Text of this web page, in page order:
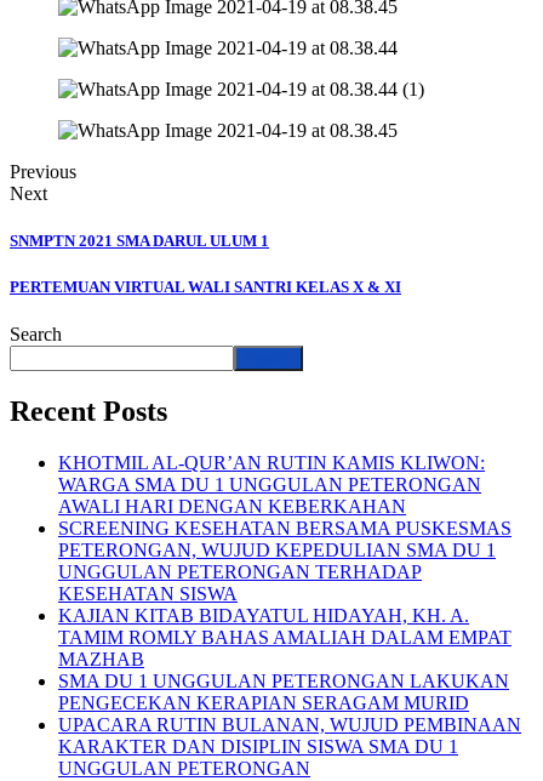
Previous
Next
SNMPTN 2021 SMA DARUL ULUM 1
PERTEMUAN VIRTUAL WALI SANTRI KELAS X & XI
Search
Recent Posts
KHOTMIL AL-QUR’AN RUTIN KAMIS KLIWON:
WARGA SMA DU 1 UNGGULAN PETERONGAN
AWALI HARI DENGAN KEBERKAHAN
SCREENING KESEHATAN BERSAMA PUSKESMAS
PETERONGAN, WUJUD KEPEDULIAN SMA DU 1
UNGGULAN PETERONGAN TERHADAP
KESEHATAN SISWA
KAJIAN KITAB BIDAYATUL HIDAYAH, KH. A.
TAMIM ROMLY BAHAS AMALIAH DALAM EMPAT
MAZHAB
SMA DU 1 UNGGULAN PETERONGAN LAKUKAN
PENGECEKAN KERAPIAN SERAGAM MURID
UPACARA RUTIN BULANAN, WUJUD PEMBINAAN
KARAKTER DAN DISIPLIN SISWA SMA DU 1
UNGGULAN PETERONGAN